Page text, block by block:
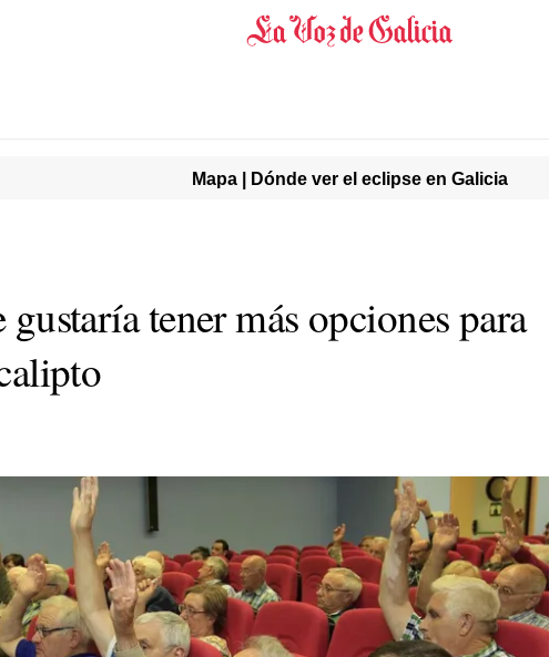
Mapa | Dónde ver el eclipse en Galicia
tener más opciones para